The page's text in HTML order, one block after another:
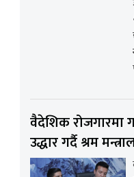
वैदेशिक रोजगारमा
उद्धार गर्दै श्रम